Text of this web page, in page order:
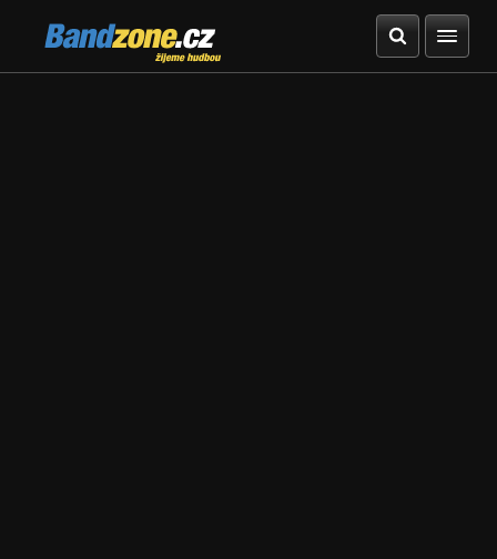
Bandzone.cz
žijeme hudbou